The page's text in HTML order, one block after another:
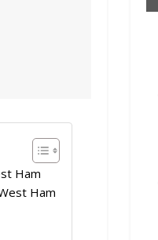
Ham
Ham